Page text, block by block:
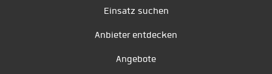
Einsatz suchen
Anbieter entdecken
Angebote